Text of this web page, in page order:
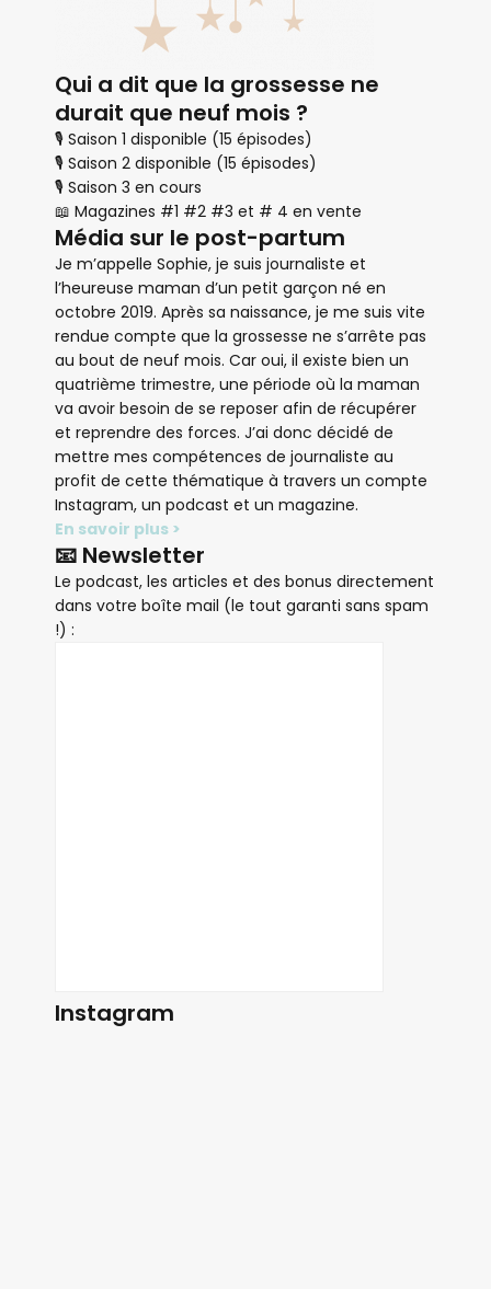
Qui a dit que la grossesse ne
durait que neuf mois ?
🎙 Saison 1 disponible (15 épisodes)
🎙 Saison 2 disponible (15 épisodes)
🎙 Saison 3 en cours
📖 Magazines #1 #2 #3 et # 4 en vente
Média sur le post-partum
Je m’appelle Sophie, je suis journaliste et
l’heureuse maman d’un petit garçon né en
octobre 2019. Après sa naissance, je me suis vite
rendue compte que la grossesse ne s’arrête pas
au bout de neuf mois. Car oui, il existe bien un
quatrième trimestre, une période où la maman
va avoir besoin de se reposer afin de récupérer
et reprendre des forces. J’ai donc décidé de
mettre mes compétences de journaliste au
profit de cette thématique à travers un compte
Instagram, un podcast et un magazine.
En savoir plus >
📧 Newsletter
Le podcast, les articles et des bonus directement
dans votre boîte mail (le tout garanti sans spam
!) :
Instagram